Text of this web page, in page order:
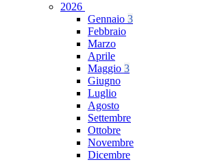
2026
Gennaio 3
Febbraio
Marzo
Aprile
Maggio 3
Giugno
Luglio
Agosto
Settembre
Ottobre
Novembre
Dicembre